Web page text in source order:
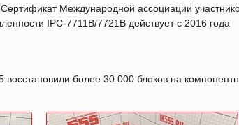
Международной ассоциации
IPC-7711B/7721B действует с 2016 года
более 30 000 блоков на